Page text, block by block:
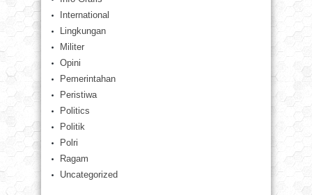
International
Lingkungan
Militer
Opini
Pemerintahan
Peristiwa
Politics
Politik
Polri
Ragam
Uncategorized